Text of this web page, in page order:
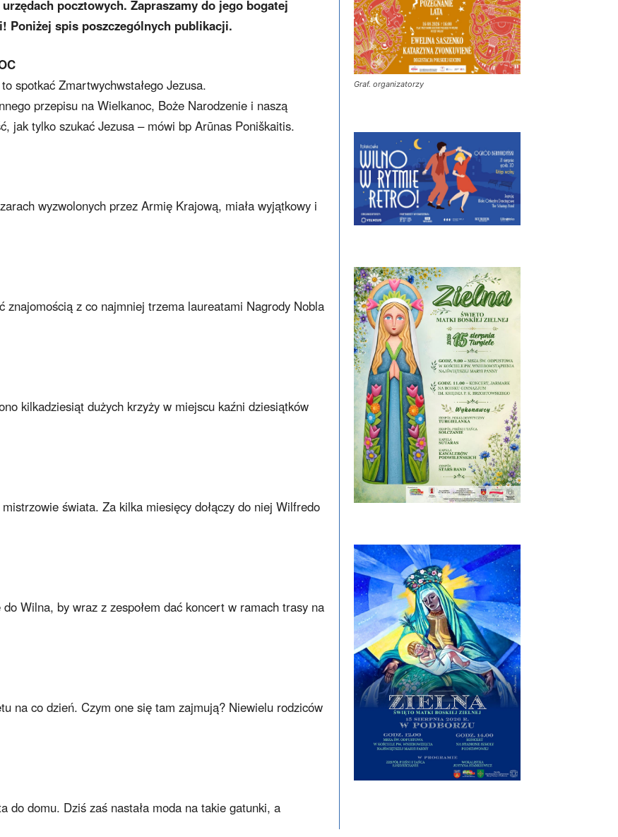
pocztowych. Zapraszamy do jego bogatej
Poniżej spis poszczególnych publikacji.
spotkać Zmartwychwstałego Jezusa.
przepisu na Wielkanoc, Boże Narodzenie i naszą
jak tylko szukać Jezusa – mówi bp Arūnas Poniškaitis.
wyzwolonych przez Armię Krajową, miała wyjątkowy i
znajomością z co najmniej trzema laureatami Nagrody Nobla
kilkadziesiąt dużych krzyży w miejscu kaźni dziesiątków
świata. Za kilka miesięcy dołączy do niej Wilfredo
Wilna, by wraz z zespołem dać koncert w ramach trasy na
na co dzień. Czym one się tam zajmują? Niewielu rodziców
do domu. Dziś zaś nastała moda na takie gatunki, a
Graf. organizatorzy